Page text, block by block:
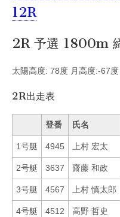
12R
2R 予選 1800m
太陽高度: 78度 月高度:-67
2R出走表
登番 氏名
1号艇 4945 上村 宏太
2号艇 3637 齋藤 和政
3号艇 4567 上村 慎太郎
4号艇 4512 高野 哲史